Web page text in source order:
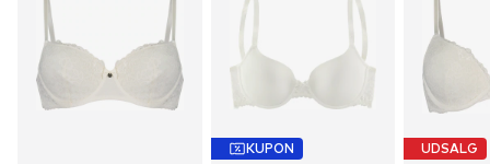
KUPON UDSALG